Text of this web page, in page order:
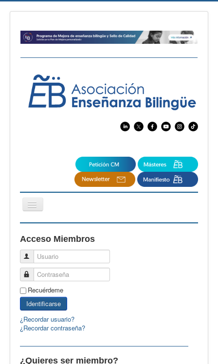
Cambiar
navegación
CertAcleB
Profesores Visitantes
Calidad
Artículos
Recursos
Observatorio EB
CIEB
Contacto
Acceso Miembros
Usuario
Contraseña
Recuérdeme
Identificarse
¿Recordar usuario?
¿Recordar contraseña?
¿Quieres ser miembro?